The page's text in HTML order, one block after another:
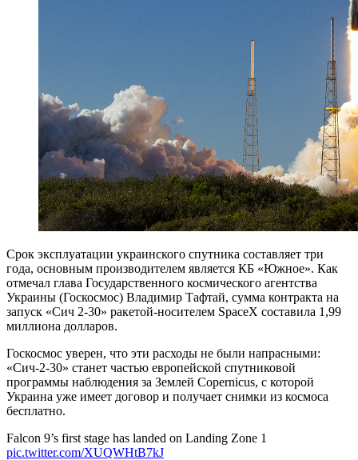
Срок эксплуатации украинского спутника составляет три
года, основным производителем является КБ «Южное». Как
отмечал глава Государственного космического агентства
Украины (Госкосмос) Владимир Тафтай, сумма контракта на
запуск «Сич 2-30» ракетой-носителем SpaceX составила 1,99
миллиона долларов.
Госкосмос уверен, что эти расходы не были напрасными:
«Сич-2-30» станет частью европейской спутниковой
программы наблюдения за Землей Copernicus, с которой
Украина уже имеет договор и получает снимки из космоса
бесплатно.
Falcon 9’s first stage has landed on Landing Zone 1
pic.twitter.com/XUQWHtB7kJ